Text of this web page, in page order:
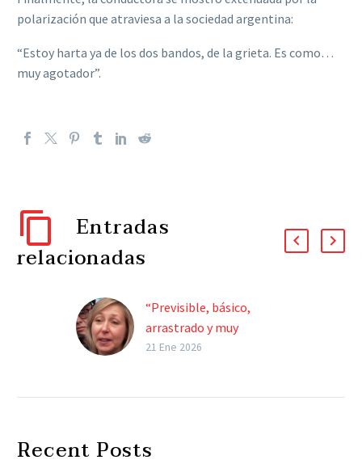
polarización que atraviesa a la sociedad argentina:
“Estoy harta ya de los dos bandos, de la grieta. Es como…
muy agotador”.
Entradas
relacionadas
“Previsible, básico,
arrastrado y muy
aburrido”, la opinión de
definió sin pelos en la
21 Ene 2026
Recent Posts